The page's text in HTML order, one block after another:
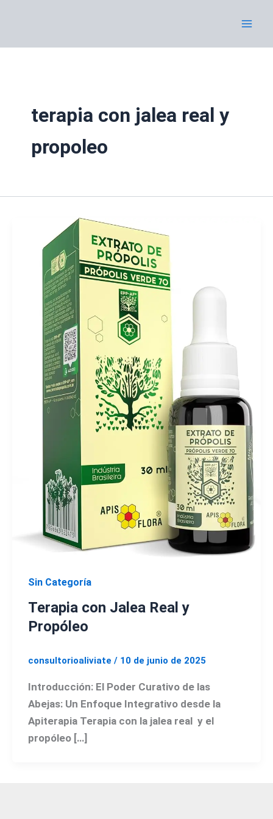
terapia con jalea real y
propoleo
Sin Categoría
Terapia con Jalea Real y
Propóleo
consultorioaliviate / 10 de junio de 2025
Introducción: El Poder Curativo de las
Abejas: Un Enfoque Integrativo desde la
Apiterapia Terapia con la jalea real y el
propóleo […]